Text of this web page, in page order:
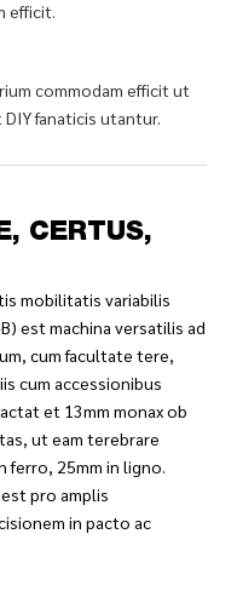
efficit.
commodam efficit ut
fanaticis utantur.
CERTUS,
mobilitatis variabilis
B) est machina versatilis ad
cum facultate tere,
cum accessionibus
et 13mm monax ob
ut eam terebrare
ferro, 25mm in ligno.
pro amplis
in pacto ac